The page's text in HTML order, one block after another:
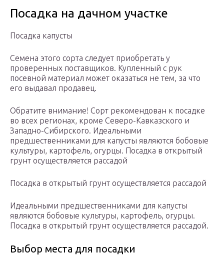
Посадка на дачном участке
Посадка капусты
Семена этого сорта следует приобретать у
проверенных поставщиков. Купленный с рук
посевной материал может оказаться не тем, за что
его выдавал продавец.
Обратите внимание! Сорт рекомендован к посадке
во всех регионах, кроме Северо-Кавказского и
Западно-Сибирского. Идеальными
предшественниками для капусты являются бобовые
культуры, картофель, огурцы. Посадка в открытый
грунт осуществляется рассадой
Посадка в открытый грунт осуществляется рассадой
Идеальными предшественниками для капусты
являются бобовые культуры, картофель, огурцы.
Посадка в открытый грунт осуществляется рассадой.
Выбор места для посадки